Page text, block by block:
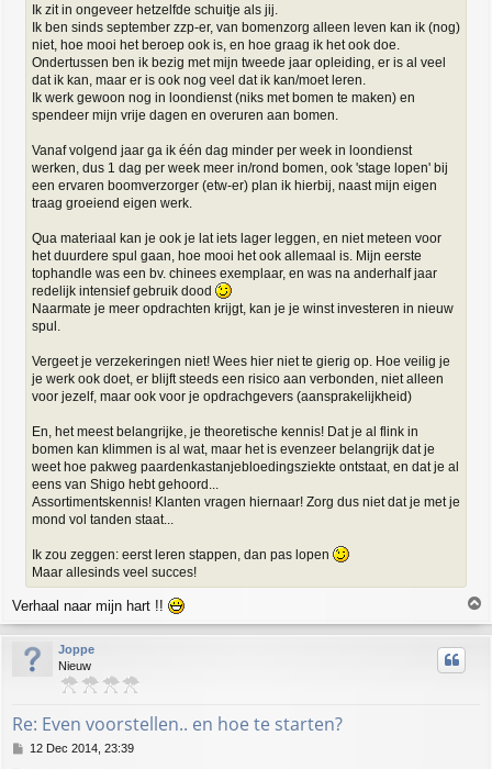
Ik zit in ongeveer hetzelfde schuitje als jij.
Ik ben sinds september zzp-er, van bomenzorg alleen leven kan ik (nog)
niet, hoe mooi het beroep ook is, en hoe graag ik het ook doe.
Ondertussen ben ik bezig met mijn tweede jaar opleiding, er is al veel
dat ik kan, maar er is ook nog veel dat ik kan/moet leren.
Ik werk gewoon nog in loondienst (niks met bomen te maken) en
spendeer mijn vrije dagen en overuren aan bomen.
Vanaf volgend jaar ga ik één dag minder per week in loondienst
werken, dus 1 dag per week meer in/rond bomen, ook 'stage lopen' bij
een ervaren boomverzorger (etw-er) plan ik hierbij, naast mijn eigen
traag groeiend eigen werk.
Qua materiaal kan je ook je lat iets lager leggen, en niet meteen voor
het duurdere spul gaan, hoe mooi het ook allemaal is. Mijn eerste
tophandle was een bv. chinees exemplaar, en was na anderhalf jaar
redelijk intensief gebruik dood
Naarmate je meer opdrachten krijgt, kan je je winst investeren in nieuw
spul.
Vergeet je verzekeringen niet! Wees hier niet te gierig op. Hoe veilig je
je werk ook doet, er blijft steeds een risico aan verbonden, niet alleen
voor jezelf, maar ook voor je opdrachgevers (aansprakelijkheid)
En, het meest belangrijke, je theoretische kennis! Dat je al flink in
bomen kan klimmen is al wat, maar het is evenzeer belangrijk dat je
weet hoe pakweg paardenkastanjebloedingsziekte ontstaat, en dat je al
eens van Shigo hebt gehoord...
Assortimentskennis! Klanten vragen hiernaar! Zorg dus niet dat je met je
mond vol tanden staat...
Ik zou zeggen: eerst leren stappen, dan pas lopen
Maar allesinds veel succes!
Verhaal naar mijn hart !!
o
p
Joppe
Nieuw
Re: Even voorstellen.. en hoe te starten?
P12 Dec 2014, 23:39